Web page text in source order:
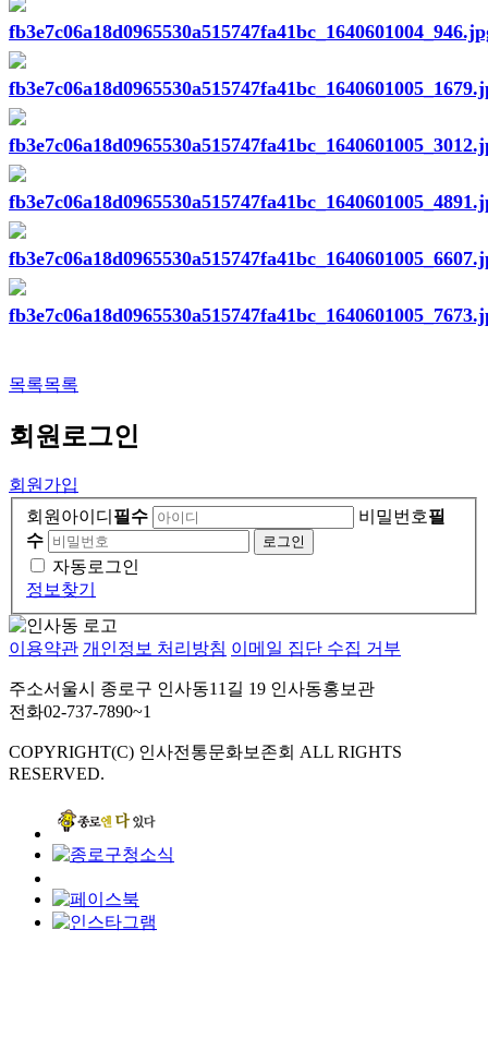
목록목록
회원 로그인
회원가입
회원아이디 필수 비밀번호필
수
자동로그인
정보찾기
이용약관 개인정보 처리방침 이메일 집단 수집 거부
주소서울시 종로구 인사동11길 19 인사동홍보관
전화02-737-7890~1
COPYRIGHT(C) 인사전통문화보존회 ALL RIGHTS
RESERVED.